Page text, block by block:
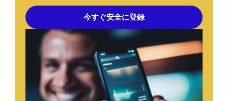
今すぐ安全に登録